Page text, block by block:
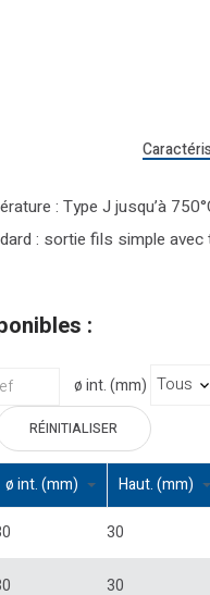
: Type J jusqu’à
: sortie fils simple avec
:
ø int. (mm)
RÉINITIALISER
ø int. (mm) Haut. (mm)
30
30